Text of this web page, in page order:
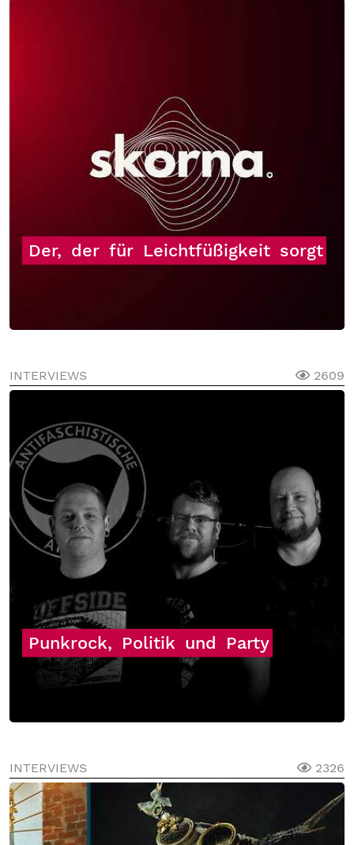
Der, der für Leichtfüßigkeit sorgt
INTERVIEWS 2609
Punkrock, Politik und Party
INTERVIEWS 2326